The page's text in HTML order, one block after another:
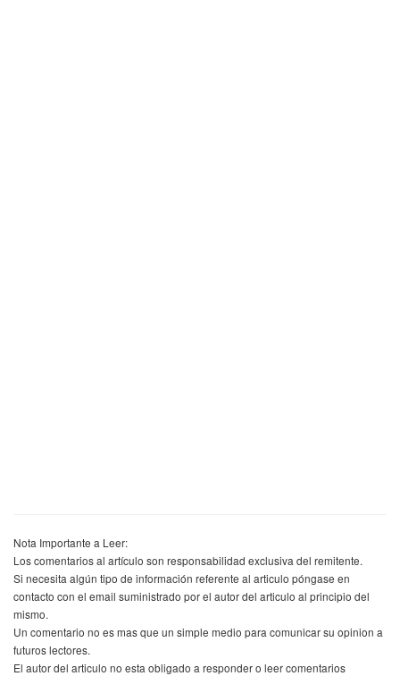
Nota Importante a Leer:
Los comentarios al artículo son responsabilidad exclusiva del remitente.
Si necesita algún tipo de información referente al articulo póngase en
contacto con el email suministrado por el autor del articulo al principio del
mismo.
Un comentario no es mas que un simple medio para comunicar su opinion a
futuros lectores.
El autor del articulo no esta obligado a responder o leer comentarios